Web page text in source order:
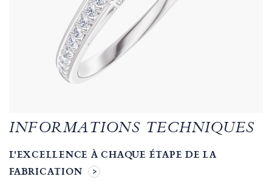
INFORMATIONS TECHNIQUES
L'EXCELLENCE À CHAQUE ÉTAPE DE LA
FABRICATION